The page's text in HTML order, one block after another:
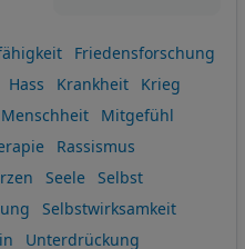
Friedensforschung
Hass Krankheit
Krieg
Menschheit
Mitgefühl
Rassismus
Seele
Selbst
Selbstwirksamkeit
Unterdrückung